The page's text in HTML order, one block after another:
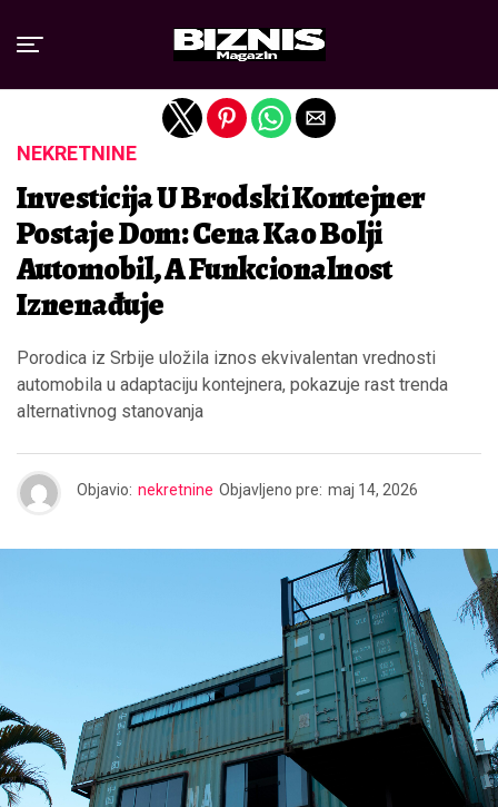
NEKRETNINE
Investicija U Brodski Kontejner
Postaje Dom: Cena Kao Bolji
Automobil, A Funkcionalnost
Iznenađuje
Porodica iz Srbije uložila iznos ekvivalentan vrednosti
automobila u adaptaciju kontejnera, pokazuje rast trenda
alternativnog stanovanja
Objavio: nekretnine Objavljeno pre: maj 14, 2026
Exit mobile version